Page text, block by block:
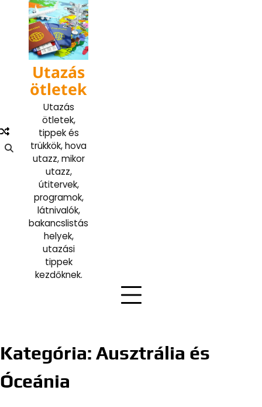
content
Utazás
ötletek
Utazás
ötletek,
tippek és
trükkök, hova
utazz, mikor
utazz,
útitervek,
programok,
látnivalók,
bakancslistás
helyek,
utazási
tippek
kezdőknek.
Kategória: Ausztrália és
Óceánia